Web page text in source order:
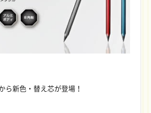
ら新色・替え芯が登場！